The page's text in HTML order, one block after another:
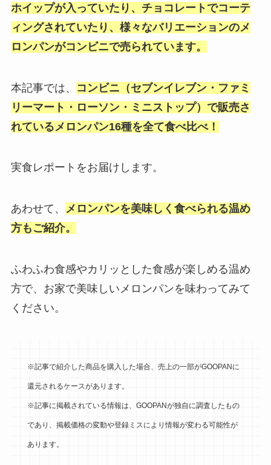
ホイップが入っていたり、チョコレートでコーテ
ィングされていたり、 様々なバリエーションのメ
ロンパンがコンビニで売られています。
本記事では、
コンビニ（セブンイレブン・ファミ
リーマート・ローソン・ミニストップ）で販売さ
れているメロンパン16種を全て食べ比べ！
実食レポートをお届けします。
あわせて、 メロンパンを美味しく食べられる温め
方もご紹介。
ふわふわ食感やカリッとした食感が楽しめる温め
方で、お家で美味しいメロンパンを味わってみて
ください。
※記事で紹介した商品を購入した場合、売上の一部がGOOPANに
還元されるケースがあります。
※記事に掲載されている情報は、GOOPANが独自に調査したもの
であり、掲載価格の変動や登録ミスにより情報が変わる可能性が
あります。